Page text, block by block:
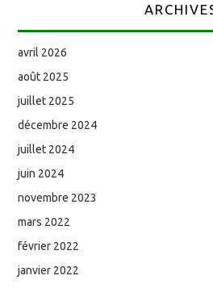
avril 2026
août 2025
juillet 2025
décembre 2024
juillet 2024
juin 2024
novembre 2023
mars 2022
février 2022
janvier 2022